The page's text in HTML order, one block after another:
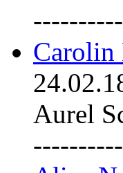
----------
Carolin
Aurel
----------